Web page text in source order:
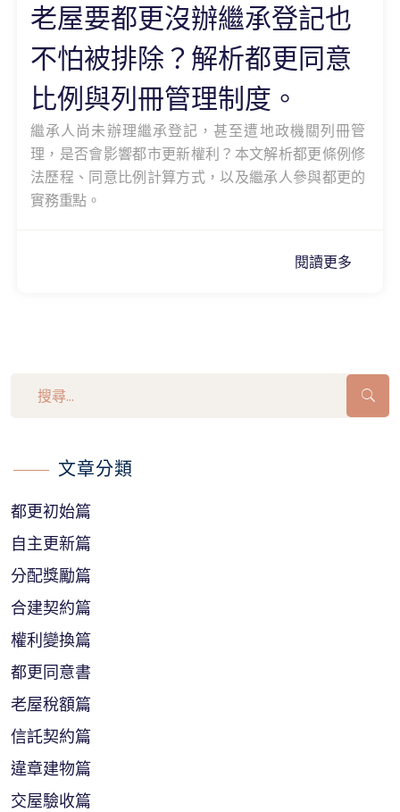
老屋要都更沒辦繼承登記也
不怕被排除？解析都更同意
比例與列冊管理制度。
繼承人尚未辦理繼承登記，甚至遭地政機關列冊管
理，是否會影響都市更新權利？本文解析都更條例修
法歷程、同意比例計算方式，以及繼承人參與都更的
實務重點。
閱讀更多
文章分類
都更初始篇
自主更新篇
分配獎勵篇
合建契約篇
權利變換篇
都更同意書
老屋稅額篇
信託契約篇
違章建物篇
交屋驗收篇